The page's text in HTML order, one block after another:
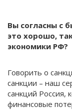
Вы согласны с
это хорошо,
экономики РФ?
Говорить о
санкции – наш
санкций Россия,
финансовые